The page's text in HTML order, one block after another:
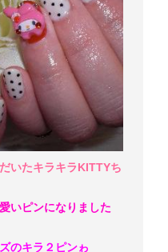
いたキラキラKITTYち
いピンになりました
のキラ２ピンゎ